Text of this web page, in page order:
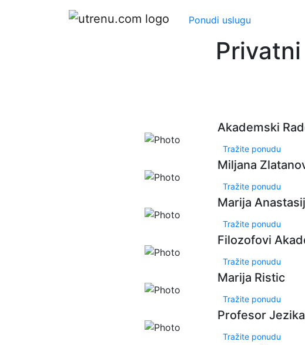
Ponudi uslugu
Akademski
Tražite ponudu
Miljana
Tražite ponudu
Marija
Tražite ponudu
Filozofovi
Tražite ponudu
Marija Ristic
Tražite ponudu
Profesor Jezika
Tražite ponudu